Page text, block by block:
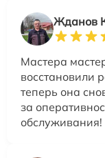
Жданов
Мастера
восстановили
теперь она
за
обслуживания!